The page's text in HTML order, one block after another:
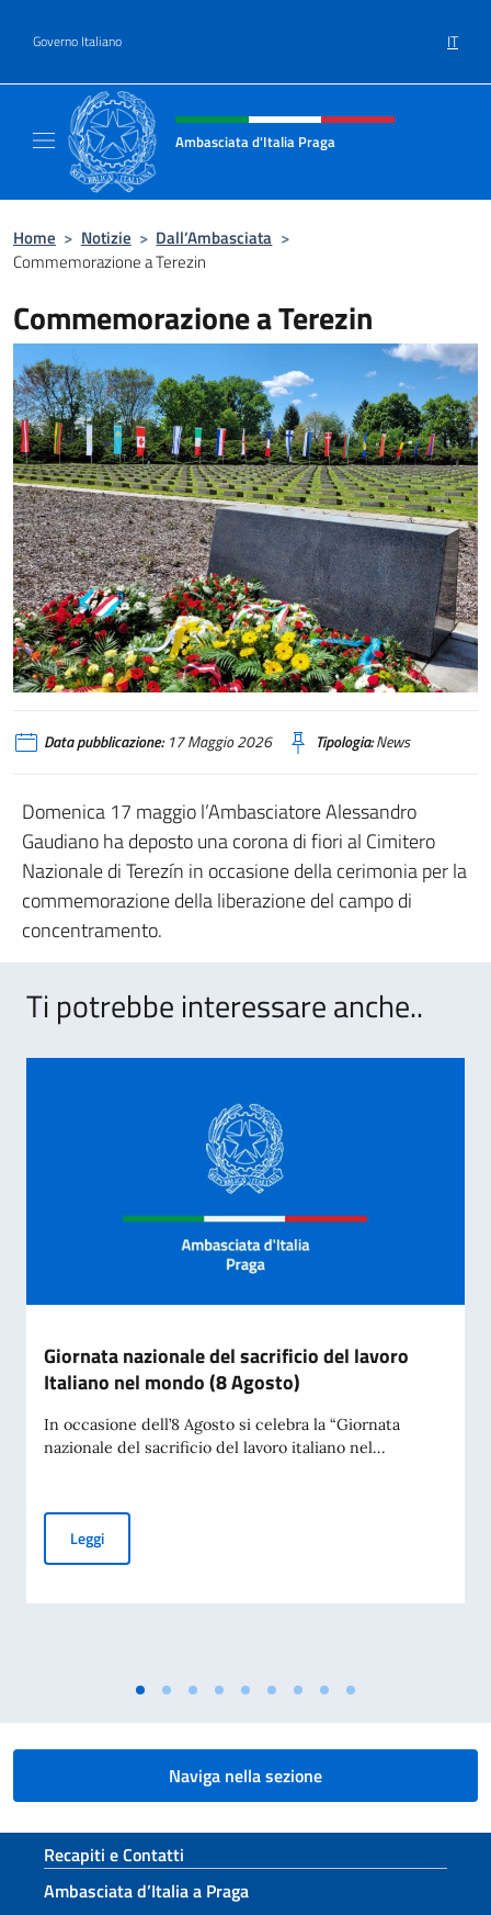
Governo Italiano IT
Intestazione sito, social e menù
Ambasciata d'Italia Praga
Home > Notizie > Dall’Ambasciata >
Commemorazione a Terezin
Commemorazione a Terezin
Data pubblicazione:17 Maggio 2026 Tipologia:News
Domenica 17 maggio l’Ambasciatore Alessandro
Gaudiano ha deposto una corona di fiori al Cimitero
Nazionale di Terezín in occasione della cerimonia per la
commemorazione della liberazione del campo di
concentramento.
Ti potrebbe interessare anche..
Giornata nazionale del sacrificio del lavoro
Italiano nel mondo (8 Agosto)
In occasione dell’8 Agosto si celebra la “Giornata
nazionale del sacrificio del lavoro italiano nel...
LeggiGiornata nazionale del sacrificio del lavoro Italiano nel
Naviga nella sezione
Sezione footer
Recapiti e Contatti
Ambasciata d’Italia a Praga